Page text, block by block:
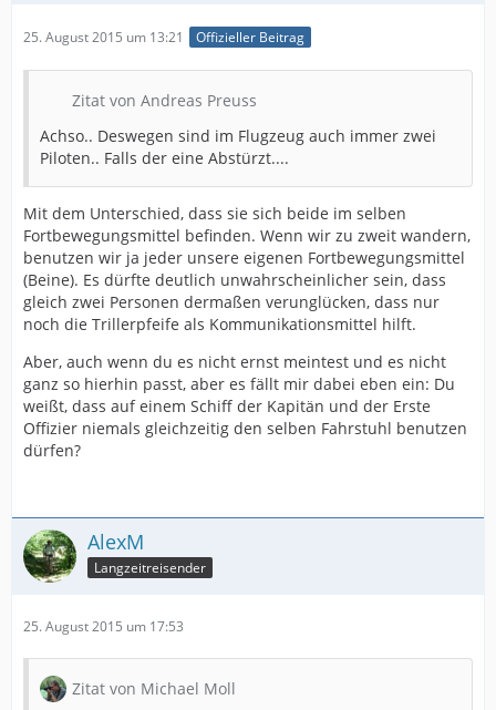
25. August 2015 um 13:21 Offizieller Beitrag
Zitat von Andreas Preuss
Achso.. Deswegen sind im Flugzeug auch immer zwei
Piloten.. Falls der eine Abstürzt....
Mit dem Unterschied, dass sie sich beide im selben
Fortbewegungsmittel befinden. Wenn wir zu zweit wandern,
benutzen wir ja jeder unsere eigenen Fortbewegungsmittel
(Beine). Es dürfte deutlich unwahrscheinlicher sein, dass
gleich zwei Personen dermaßen verunglücken, dass nur
noch die Trillerpfeife als Kommunikationsmittel hilft.
Aber, auch wenn du es nicht ernst meintest und es nicht
ganz so hierhin passt, aber es fällt mir dabei eben ein: Du
weißt, dass auf einem Schiff der Kapitän und der Erste
Offizier niemals gleichzeitig den selben Fahrstuhl benutzen
dürfen?
AlexM
Langzeitreisender
25. August 2015 um 17:53
Zitat von Michael Moll